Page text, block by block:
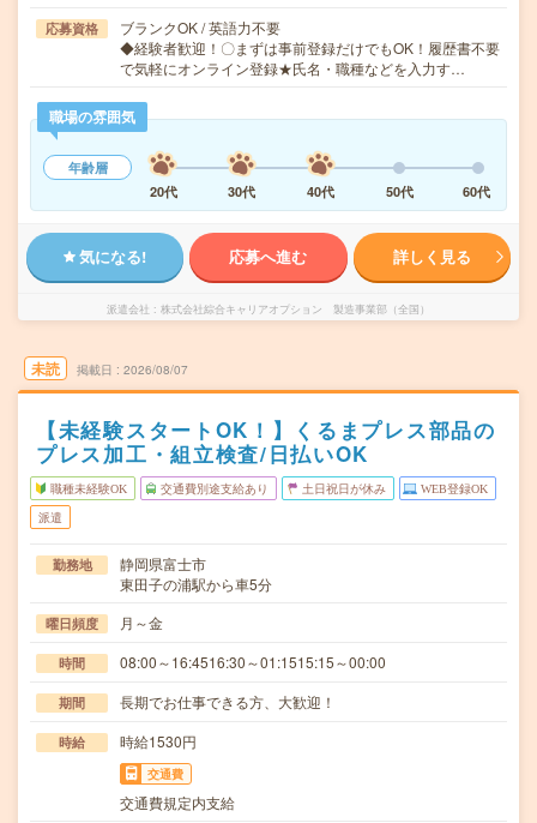
応募資格
ブランクOK / 英語力不要
◆経験者歓迎！〇まずは事前登録だけでもOK！履歴書不要
で気軽にオンライン登録★氏名・職種などを入力す…
職場の雰囲気
年齢層
20代
30代 40代 50代 60代
気になる! 応募へ進む 詳しく見る
派遣会社 株式会社綜合キャリアオプション 製造事業部（全国）
未読 掲載日 2026/08/07
【未経験スタートOK！】くるまプレス部品の
プレス加工・組立検査/日払いOK
職種未経験OK 交通費別途支給あり 土日祝日が休み WEB登録OK
派遣
勤務地
静岡県富士市
東田子の浦駅から車5分
曜日頻度 月～金
時間 08:00～16:4516:30～01:1515:15～00:00
期間 長期でお仕事できる方、大歓迎！
時給 時給1530円
交通費
交通費規定内支給